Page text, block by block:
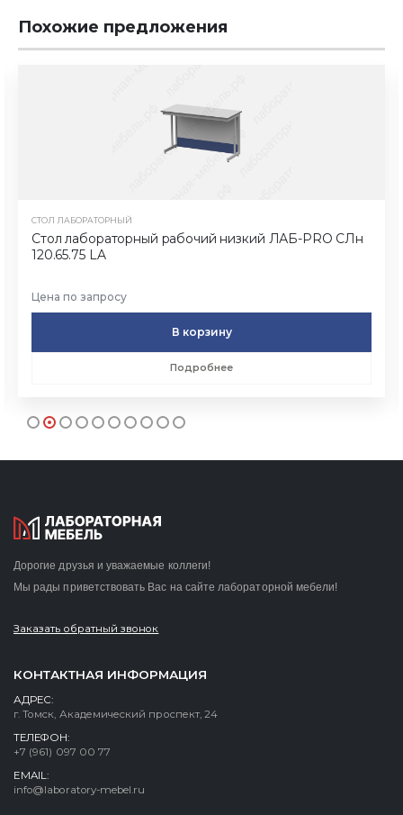
Похожие предложения
СТОЛ ЛАБОРАТОРНЫЙ
Стол лабораторный рабочий низкий ЛАБ-PRO CЛн
120.65.75 LA
Цена по запросу
В корзину
Подробнее
Дорогие друзья и уважаемые коллеги!
Мы рады приветствовать Вас на сайте лабораторной мебели!
Заказать обратный звонок
КОНТАКТНАЯ ИНФОРМАЦИЯ
АДРЕС:
г. Томск, Академический проспект, 24
ТЕЛЕФОН:
+7 (961) 097 00 77
EMAIL:
info@laboratory-mebel.ru